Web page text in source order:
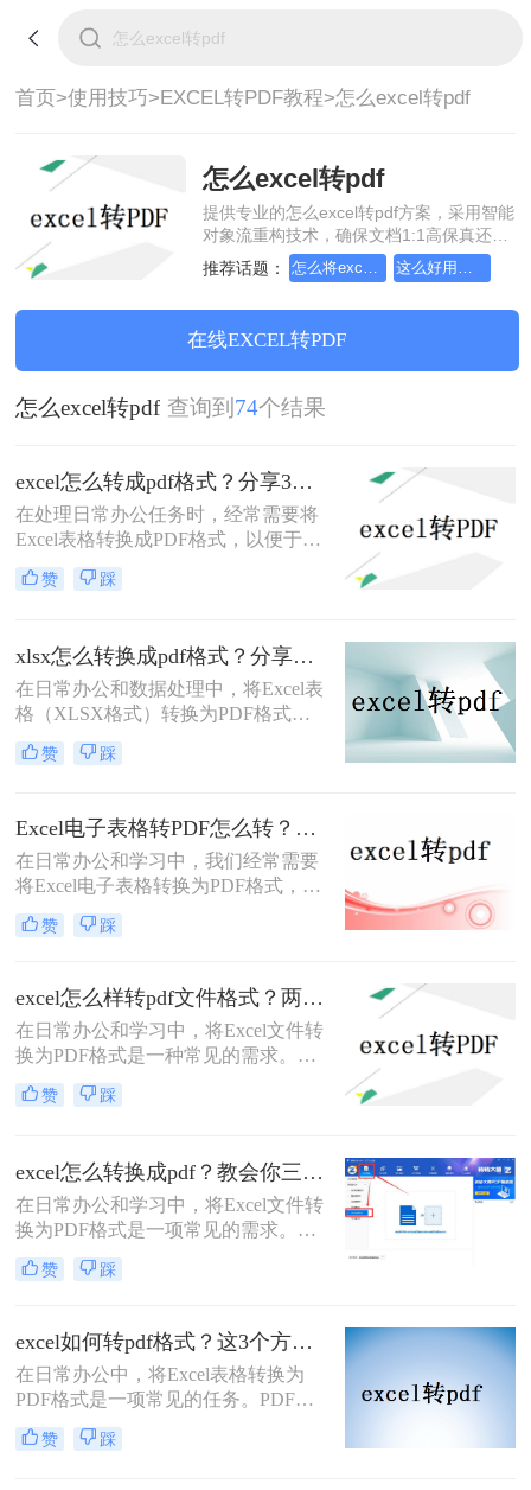
首页>使用技巧>EXCEL转PDF教程>怎么excel转pdf
怎么excel转pdf
提供专业的怎么excel转pdf方案，采用智能
对象流重构技术，确保文档1:1高保真还原
且排版不乱码。支持一键批量处理，全链
路 SSL 加密保障隐私安全。助您快速实现
推荐话题： 怎么将excel转换成pdf格式，分享一种简单的方法 这么好用的excel文档转pdf软件，我一定要分享
在线EXCEL转PDF
怎么excel转pdf 查询到 74个结果
excel怎么转成pdf格式？分享3个很好用的方法！
在处理日常办公任务时，经常需要将
Excel表格转换成PDF格式，以便于分
享、存档或打印。那么excel怎么转成
pdf格式呢？本文将详细介绍三种将
赞 踩
xlsx怎么转换成pdf格式？分享三种高效转换方法！
在日常办公和数据处理中，将Excel表
格（XLSX格式）转换为PDF格式已
成为一项常见的任务。PDF格式具有
跨平台兼容性、格式稳定性和安全性
打印等方面具有显著优势。那么xlsx
怎么转换成pdf格式呢？本文将介绍三
种将XLSX转换成PDF的方法。
赞 踩
Excel电子表格转PDF怎么转？推荐这四种方法给大家！
​在日常办公和学习中，我们经常需要
将Excel电子表格转换为PDF格式，以
便于在不改变格式的前提下进行分
享、打印或存档。那么Excel电子表格
种将Excel电子表格转换为PDF的方
法，并给出具体的操作步骤和注意事
项。
赞 踩
excel怎么样转pdf文件格式？两分钟教会你三种方法
在日常办公和学习中，将Excel文件转
换为PDF格式是一种常见的需求。
PDF格式不仅易于分享和打印，还能
保持文件的完整性和格式一致性。那
法。
赞 踩
excel怎么转换成pdf？教会你三个实用方法！
在日常办公和学习中，将Excel文件转
换为PDF格式是一项常见的需求。
PDF格式因其良好的兼容性和不可编
辑性，使得文件分享和打印变得更加
文将介绍三种Excel转换成PDF的方
法。
赞 踩
excel如何转pdf格式？这3个方法让你轻松转换！
在日常办公中，将Excel表格转换为
PDF格式是一项常见的任务。PDF格
式具有跨平台兼容性和不可编辑性，
非常适合分享和存档。那么excel如何
赞 踩